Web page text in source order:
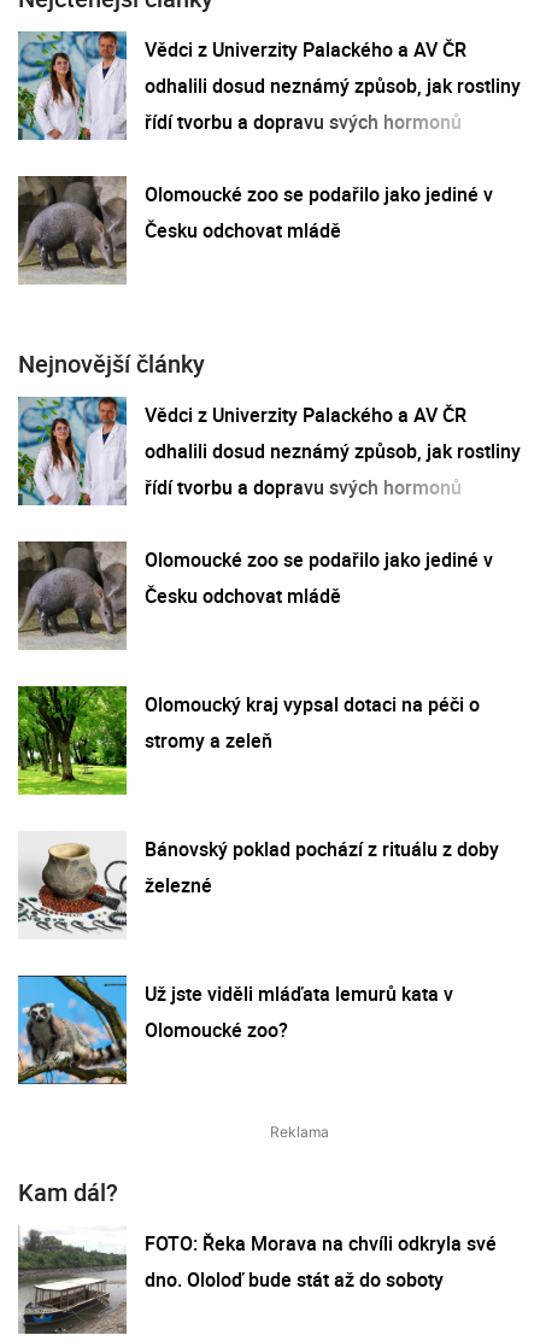
Vědci z Univerzity Palackého a AV ČR
odhalili dosud neznámý způsob, jak rostliny
řídí tvorbu a dopravu svých hormonů
Olomoucké zoo se podařilo jako jediné v
Česku odchovat mládě
Nejnovější články
Vědci z Univerzity Palackého a AV ČR
odhalili dosud neznámý způsob, jak rostliny
řídí tvorbu a dopravu svých hormonů
Olomoucké zoo se podařilo jako jediné v
Česku odchovat mládě
Olomoucký kraj vypsal dotaci na péči o
stromy a zeleň
Bánovský poklad pochází z rituálu z doby
železné
Už jste viděli mláďata lemurů kata v
Olomoucké zoo?
Kam dál?
FOTO: Řeka Morava na chvíli odkryla své
dno. Ololoď bude stát až do soboty